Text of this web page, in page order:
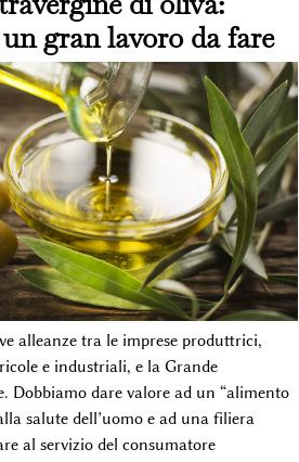
gran lavoro da fare
alleanze tra le imprese produttrici,
e industriali, e la Grande
Dobbiamo dare valore ad un “alimento
salute dell’uomo e ad una filiera
al servizio del consumatore